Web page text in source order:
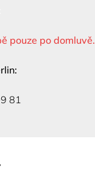
pouze po domluvě.
81